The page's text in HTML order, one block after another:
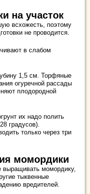
на участок
всхожесть, поэтому
не проводится.
в слабом
1,5 см. Торфяные
огуречной рассады
плодородной
их надо полить
градусов).
только через три
момордики
выращивать момордику,
тыквенные
вредителей.